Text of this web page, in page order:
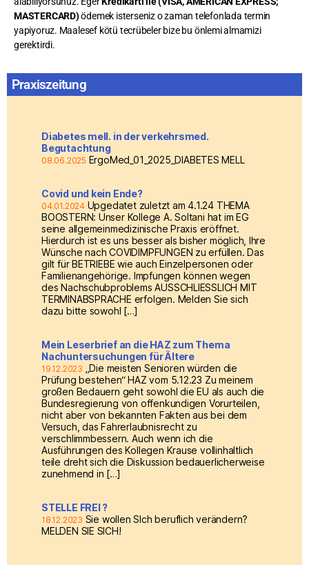
MASTERCARD)ödemek isterseniz o zaman telefonlada termin
yapiyoruz. Maalesef kötü tecrübeler bize bu önlemi almamizi
gerektirdi.
Praxiszeitung
Diabetes mell. in der verkehrsmed.
Begutachtung
08.06.2025 ErgoMed_01_2025_DIABETES MELL
Covid und kein Ende?
04.01.2024 Upgedatet zuletzt am 4.1.24 THEMA
BOOSTERN: Unser Kollege A. Soltani hat im EG
seine allgemeinmedizinische Praxis eröffnet.
Hierdurch ist es uns besser als bisher möglich, Ihre
Wünsche nach COVIDIMPFUNGEN zu erfüllen. Das
gilt für BETRIEBE wie auch Einzelpersonen oder
Familienangehörige. Impfungen können wegen
des Nachschubproblems AUSSCHLIESSLICH MIT
TERMINABSPRACHE erfolgen. Melden Sie sich
dazu bitte sowohl […]
Mein Leserbrief an die HAZ zum Thema
Nachuntersuchungen für Ältere
19.12.2023
„Die meisten Senioren würden die
Prüfung bestehen“ HAZ vom 5.12.23 Zu meinem
großen Bedauern geht sowohl die EU als auch die
Bundesregierung von offenkundigen Vorurteilen,
nicht aber von bekannten Fakten aus bei dem
Versuch, das Fahrerlaubnisrecht zu
verschlimmbessern. Auch wenn ich die
Ausführungen des Kollegen Krause vollinhaltlich
teile dreht sich die Diskussion bedauerlicherweise
zunehmend in […]
STELLE FREI ?
18.12.2023 Sie wollen SIch beruflich verändern?
MELDEN SIE SICH!